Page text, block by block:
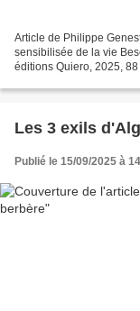
Article de Philippe
sensibilisée de la vie
éditions Quiero, 2025, 88
Les 3 exils
Publié le 15/09/2025 à